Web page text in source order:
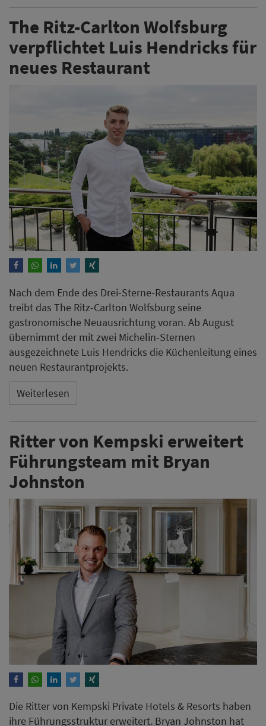
The Ritz-Carlton Wolfsburg
verpflichtet Luis Hendricks für
neues Restaurant
Nach dem Ende des Drei-Sterne-Restaurants Aqua
treibt das The Ritz-Carlton Wolfsburg seine
gastronomische Neuausrichtung voran. Ab August
übernimmt der mit zwei Michelin-Sternen
ausgezeichnete Luis Hendricks die Küchenleitung eines
neuen Restaurantprojekts.
Weiterlesen
Ritter von Kempski erweitert
Führungsteam mit Bryan
Johnston
Die Ritter von Kempski Private Hotels & Resorts haben
ihre Führungsstruktur erweitert. Bryan Johnston hat